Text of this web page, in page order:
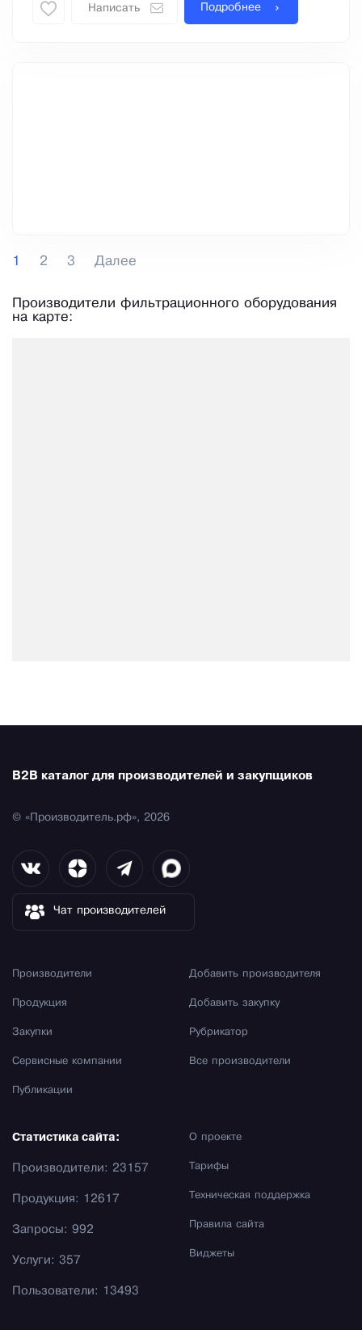
Написать Подробнее
1 2 3 Далее
Производители фильтрационного оборудования
на карте:
B2B каталог для производителей и закупщиков
© «Производитель.рф», 2026
Чат производителей
Производители
Продукция
Закупки
Сервисные компании
Публикации
Добавить производителя
Добавить закупку
Рубрикатор
Все производители
О проекте
Тарифы
Техническая поддержка
Правила сайта
Виджеты
Статистика сайта:
Производители: 23157
Продукция: 12617
Запросы: 992
Услуги: 357
Пользователи: 13493